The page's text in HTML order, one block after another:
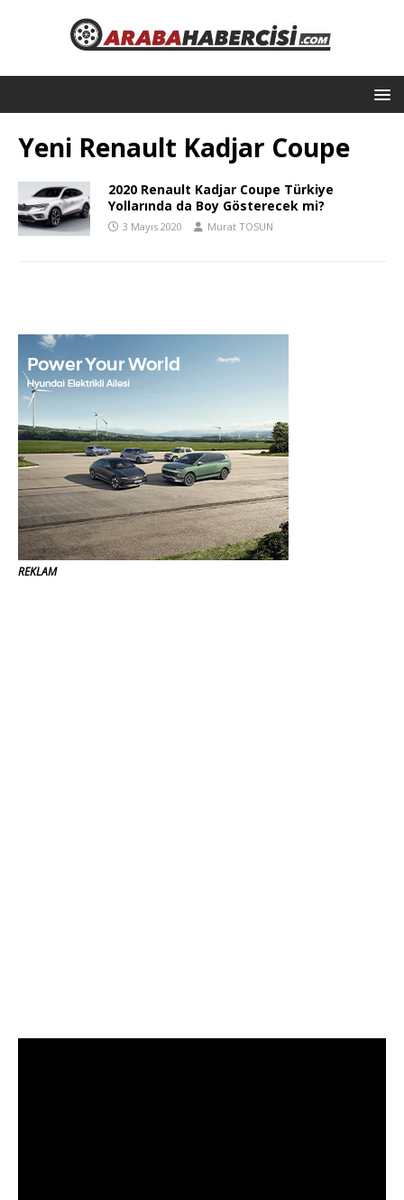
Yeni Renault Kadjar Coupe
2020 Renault Kadjar Coupe Türkiye
Yollarında da Boy Gösterecek mi?
3 Mayıs 2020 Murat TOSUN
REKLAM